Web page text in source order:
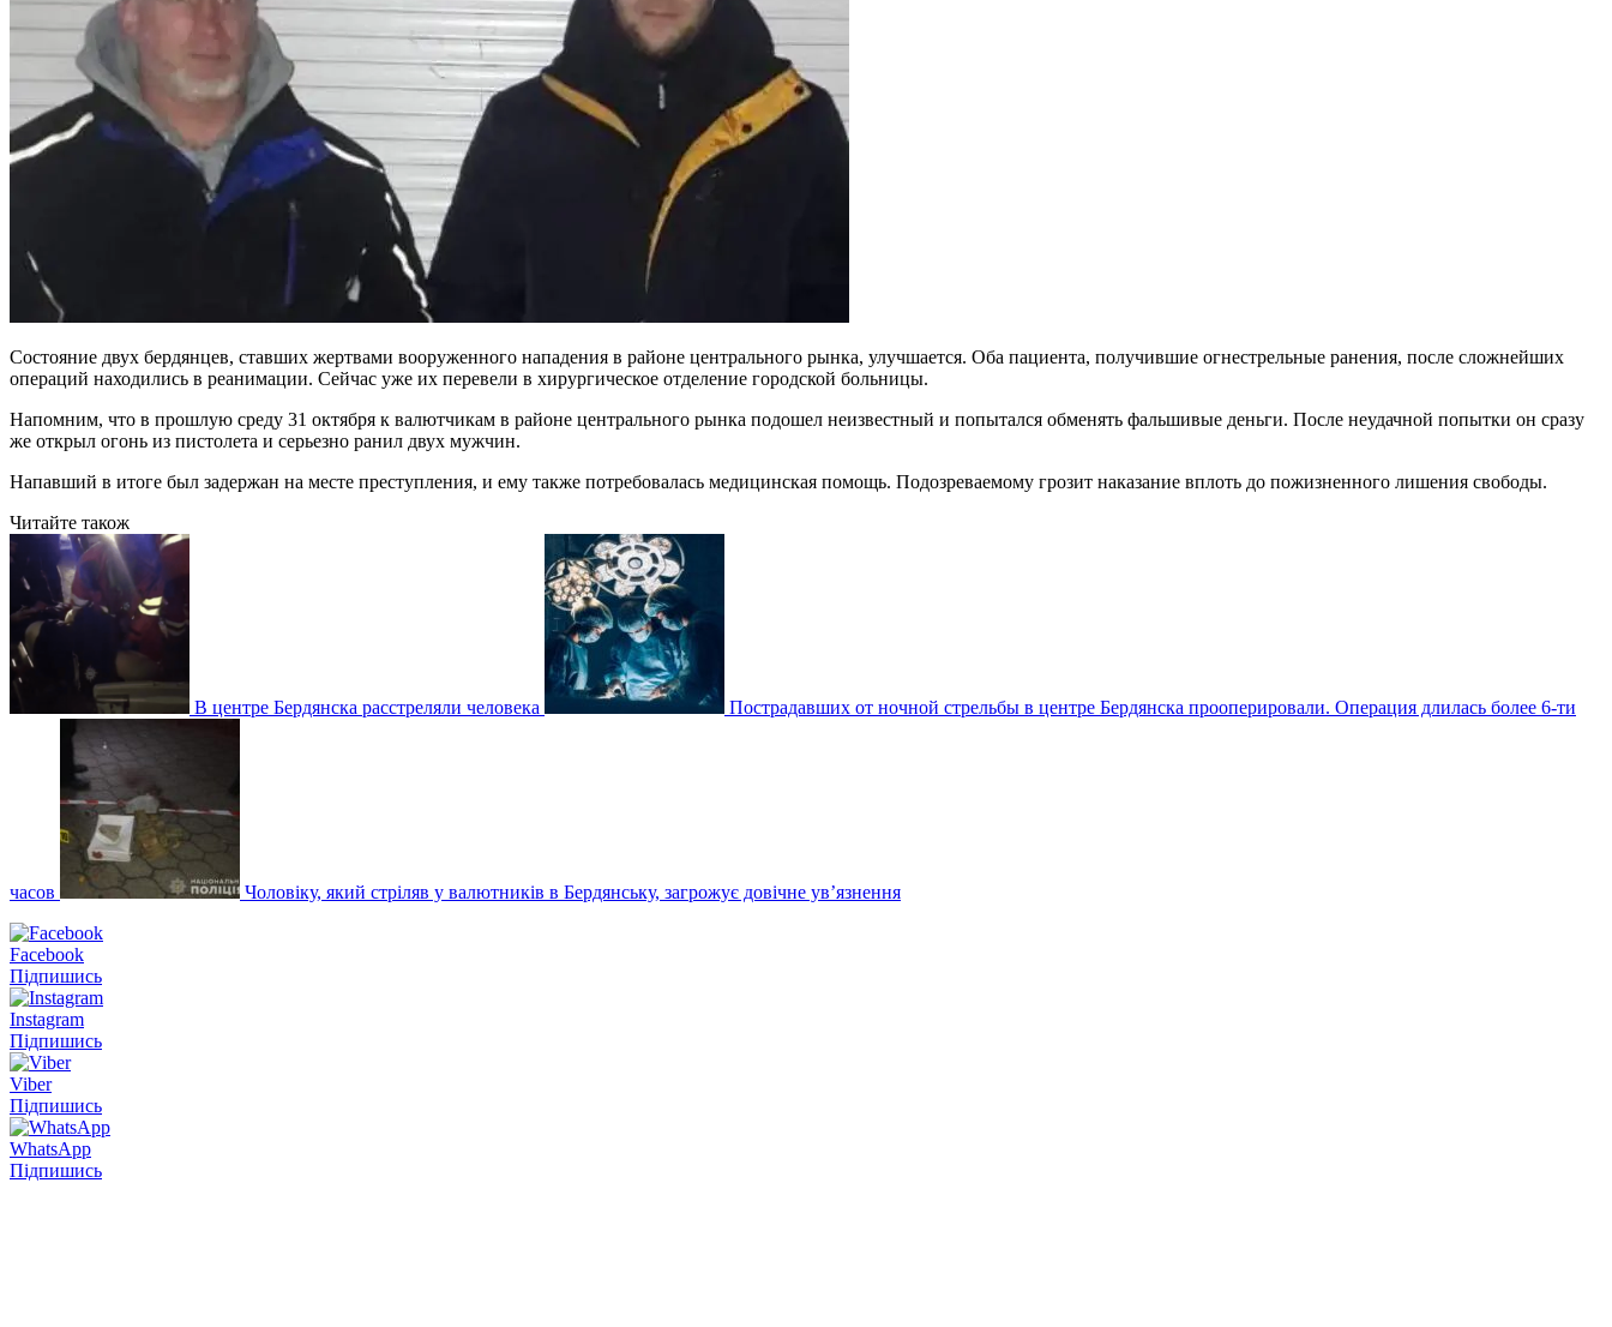
Состояние двух бердянцев, ставших жертвами вооруженного нападения в районе центрального рынка, улучшается. Оба пациента, получившие огнестрельные ранения, после сложнейших
операций находились в реанимации. Сейчас уже их перевели в хирургическое отделение городской больницы.
Напомним, что в прошлую среду 31 октября к валютчикам в районе центрального рынка подошел неизвестный и попытался обменять фальшивые деньги. После неудачной попытки он сразу
же открыл огонь из пистолета и серьезно ранил двух мужчин.
Напавший в итоге был задержан на месте преступления, и ему также потребовалась медицинская помощь. Подозреваемому грозит наказание вплоть до пожизненного лишения свободы.
Читайте також
В центре Бердянска расстреляли человека Пострадавших от ночной стрельбы в центре Бердянска прооперировали. Операция длилась более 6-ти
часов Чоловіку, який стріляв у валютників в Бердянську, загрожує довічне ув’язнення
Facebook
Підпишись
Instagram
Підпишись
Viber
Підпишись
WhatsApp
Підпишись